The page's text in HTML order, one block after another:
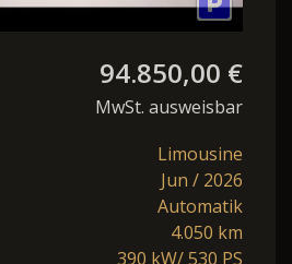
94.850,00 €
MwSt. ausweisbar
Limousine
Jun / 2026
Automatik
4.050 km
390 kW/ 530 PS